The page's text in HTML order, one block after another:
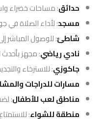
حدائق: مساحات خضراء
مسجد: لأداء الصلاة
شاطئ: للوصول المباشر
نادي رياضي: مجهز
جاكوزي: للاسترخاء
مسارات للدراجات
مناطق لعب للأطفال:
منطقة للشواء: